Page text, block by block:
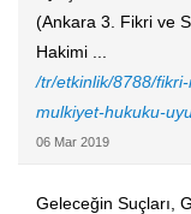
(Ankara 3. Fikri ve
Hakimi ...
/tr/etkinlik/8788/
mulkiyet-hukuku-
06 Mar 2019
Geleceğin Suçları,